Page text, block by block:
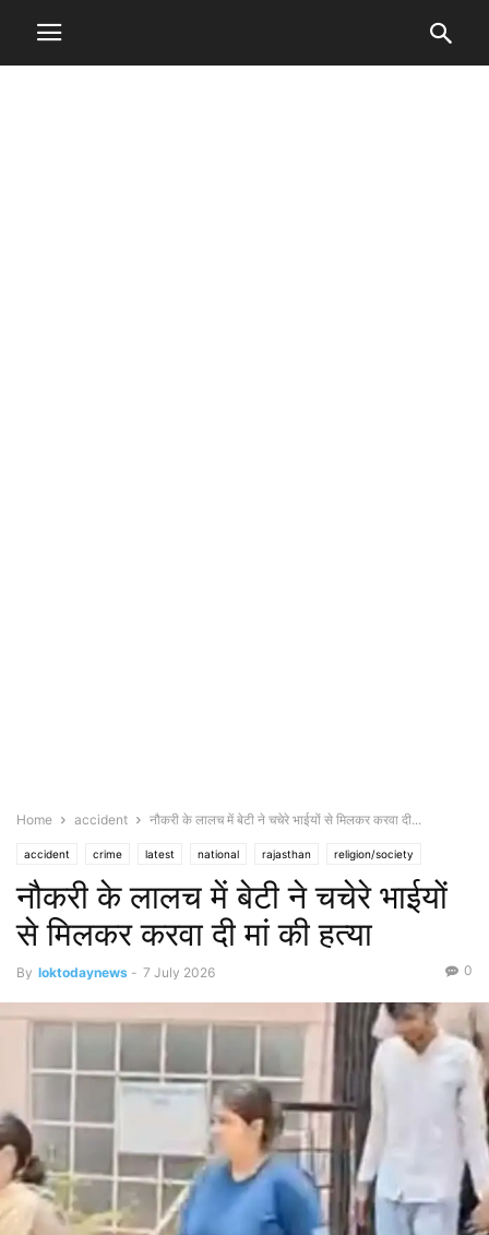
Home accident नौकरी के लालच में बेटी ने चचेरे भाईयों से मिलकर करवा दी...
accident crime latest national rajasthan religion/society
नौकरी के लालच में बेटी ने चचेरे भाईयों
से मिलकर करवा दी मां की हत्या
By loktodaynews - 7 July 2026 0